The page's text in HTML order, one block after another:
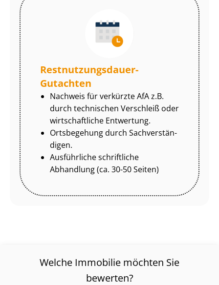
Rest­nut­zungs­dau­er-
Gutachten
Nachweis für verkürzte AfA z.B.
durch technischen Verschleiß oder
wirtschaftliche Entwertung.
Ortsbegehung durch Sach­ver­stän­
di­gen.
Ausführliche schriftliche
Abhandlung (ca. 30-50 Seiten)
Welche Immobilie möchten Sie
bewerten?